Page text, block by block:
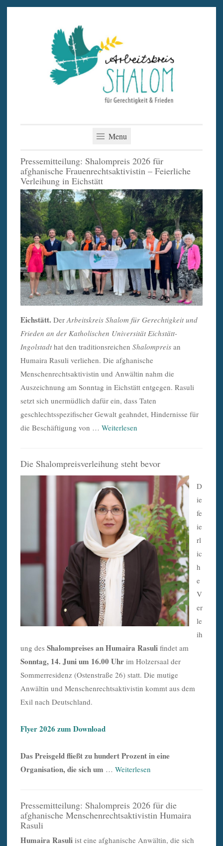
Menu
Pressemitteilung: Shalompreis 2026 für
afghanische Frauenrechtsaktivistin – Feierliche
Verleihung in Eichstätt
Eichstätt. Der Arbeitskreis Shalom für Gerechtigkeit und
Frieden an der Katholischen Universität Eichstätt-
Ingolstadthat den traditionsreichen Shalompreis an
Humaira Rasuli verliehen. Die afghanische
Menschenrechtsaktivistin und Anwältin nahm die
Auszeichnung am Sonntag in Eichstätt entgegen. Rasuli
setzt sich unermüdlich dafür ein, dass Taten
geschlechtsspezifischer Gewalt geahndet, Hindernisse für
die Beschäftigung von … Weiterlesen
Die Shalompreisverleihung steht bevor
D
ie
fe
ie
rl
ic
h
e
V
er
le
ih
ung des Shalompreises an Humaira Rasuli findet am
Sonntag, 14. Juni um 16.00 Uhr im Holzersaal der
Sommerresidenz (Ostenstraße 26) statt. Die mutige
Anwältin und Menschenrechtsaktivistin kommt aus dem
Exil nach Deutschland.
Flyer 2026 zum Download
Das Preisgeld fließt zu hundert Prozent in eine
Organisation, die sich um … Weiterlesen
Pressemitteilung: Shalompreis 2026 für die
afghanische Menschenrechtsaktivistin Humaira
Rasuli
Humaira Rasuli ist eine afghanische Anwältin, die sich